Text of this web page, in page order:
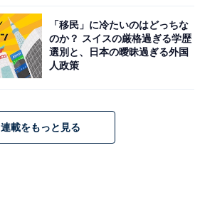
「移民」に冷たいのはどっちな
のか？ スイスの厳格過ぎる学歴
選別と、日本の曖昧過ぎる外国
人政策
連載をもっと見る